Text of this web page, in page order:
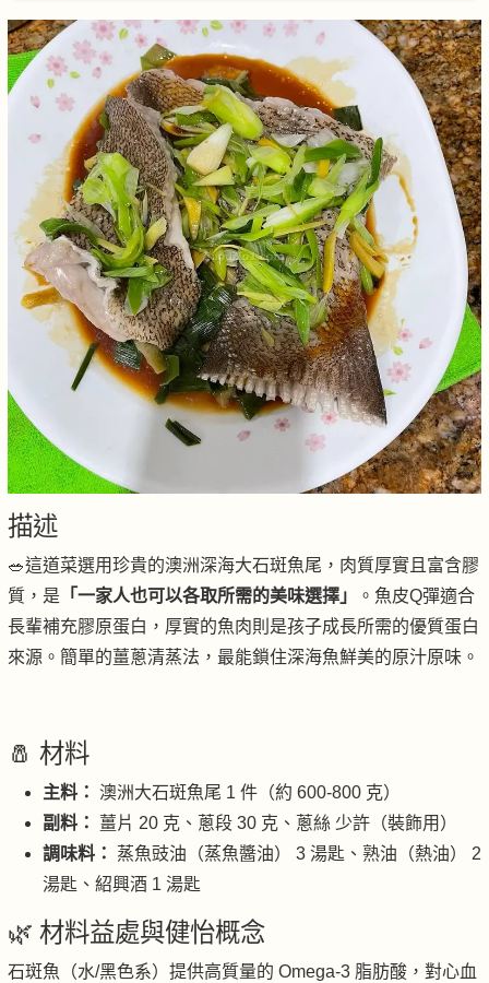
描述
🥗這道菜選用珍貴的澳洲深海大石斑魚尾，肉質厚實且富含膠
質，是 「一家人也可以各取所需的美味選擇」
。魚皮Q彈適合
長輩補充膠原蛋白，厚實的魚肉則是孩子成長所需的優質蛋白
來源。簡單的薑蔥清蒸法，最能鎖住深海魚鮮美的原汁原味。
🧂 材料
主料：
澳洲大石斑魚尾 1 件（約 600-800 克）
副料：
薑片 20 克、蔥段 30 克、蔥絲 少許（裝飾用）
調味料：
蒸魚豉油（蒸魚醬油） 3 湯匙、熟油（熱油） 2
湯匙、紹興酒 1 湯匙
🌿 材料益處與健怡概念
石斑魚（水/黑色系）提供高質量的 Omega-3 脂肪酸，對心血